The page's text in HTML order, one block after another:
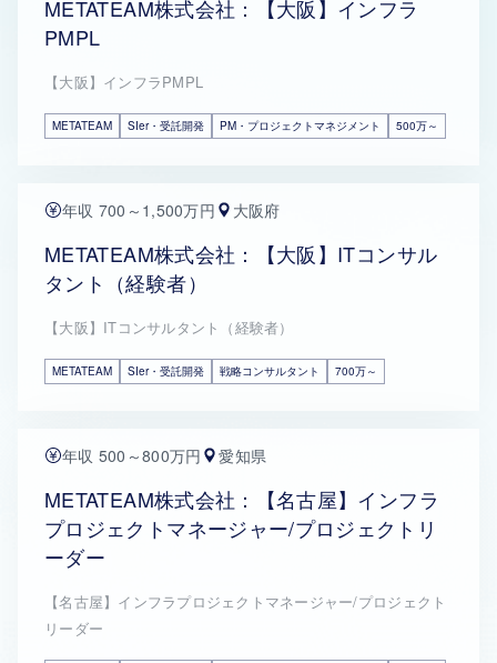
METATEAM株式会社：【大阪】インフラ
PMPL
【大阪】インフラPMPL
METATEAM SIer・受託開発 PM・プロジェクトマネジメント 500万～
年収 700～1,500万円 大阪府
METATEAM株式会社：【大阪】ITコンサル
タント（経験者）
【大阪】ITコンサルタント（経験者）
METATEAM SIer・受託開発 戦略コンサルタント 700万～
年収 500～800万円 愛知県
METATEAM株式会社：【名古屋】インフラ
プロジェクトマネージャー/プロジェクトリ
ーダー
【名古屋】インフラプロジェクトマネージャー/プロジェクト
リーダー